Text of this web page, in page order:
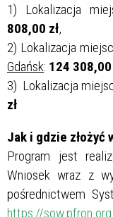
1) Lokalizacja
808,00 zł,
2) Lokalizacja
Gdańsk: 124 308,00
3) Lokalizacja
zł
Jak i gdzie złożyć
Program jest
Wniosek wraz z
pośrednictwem
https://